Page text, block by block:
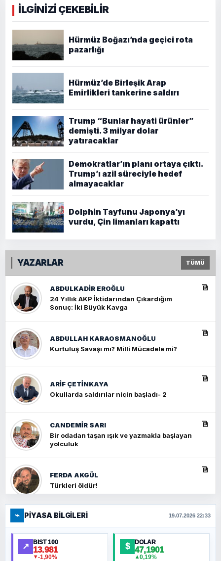
İLGİNİZİ ÇEKEBİLİR
Hürmüz Boğazı’nda geçici rota
pazarlığı
Hürmüz’de Birleşik Arap
Emirlikleri tankerine saldırı
Trump “Bunlar hayati ürünler”
demişti. 3 milyar dolar
yatıracaklar
Demokratlar’ın planı ortaya çıktı.
Trump’ı azil süreciyle hedef
almayacaklar
Dolphin Tayfunu Japonya’yı
vurdu, Çin limanları kapattı
YAZARLAR TÜMÜ
ABDULKADIR EROĞLU
24 Yıllık AKP İktidarından Çıkardığım
Sonuç: İki Büyük Kavga
ABDULLAH KARAOSMANOĞLU
Kurtuluş Savaşı mı? Milli Mücadele mi?
ARIF ÇETİNKAYA
Okullarda saldırılar niçin başladı- 2
CANDEMIR SARI
Bir odadan taşan ışık ve yazmakla başlayan
yolculuk
FERDA AKGÜL
Türkleri öldür!
FERHAT BÜYÜKKALKAN
Ankara Zirvesi: NATO Toplantısı mı, Yeni
Ortadoğu Haritasının Provası mı?
⌁ PIYASA BILGILERI 19.07.2026 22:33
↗ BIST 100
13.981
▼-1,90%
$ DOLAR
47,1901
▲0,19%